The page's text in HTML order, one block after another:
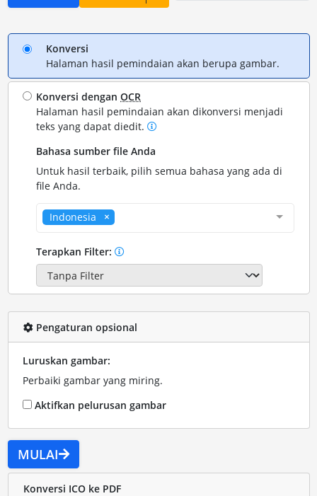
Konversi
Halaman hasil pemindaian akan berupa gambar.
Konversi denganOCR
Halaman hasil pemindaian akan dikonversi menjadi
teks yang dapat diedit.
Bahasa sumber file Anda
Untuk hasil terbaik, pilih semua bahasa yang ada di
file Anda.
Indonesia
Terapkan Filter:
Pengaturan opsional
Luruskan gambar:
Perbaiki gambar yang miring.
Aktifkan pelurusan gambar
MULAI
Konversi ICO ke PDF